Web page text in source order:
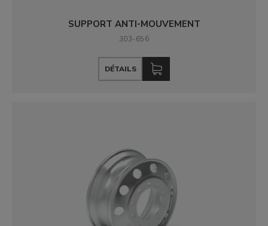
SUPPORT ANTI-MOUVEMENT
303-656
DÉTAILS